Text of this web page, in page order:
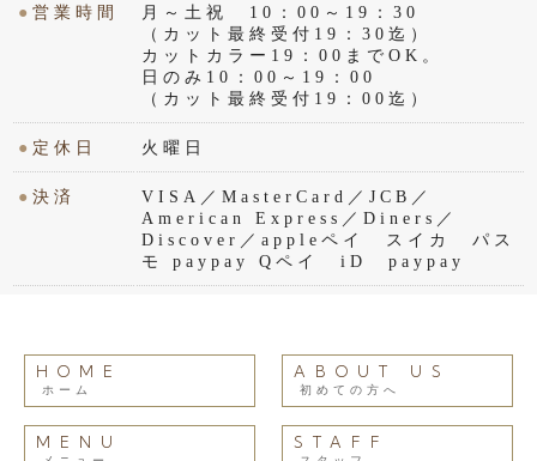
●営業時間
月～土祝 10：00～19：30
（カット最終受付19：30迄）
カットカラー19：00までOK。
日のみ10：00～19：00
（カット最終受付19：00迄）
● 定休日 火曜日
●決済
VISA／MasterCard／JCB／
American Express／Diners／
Discover／appleペイ スイカ パス
モ paypay Qペイ iD paypay
HOME
ホーム
ABOUT US
初めての方へ
MENU STAFF